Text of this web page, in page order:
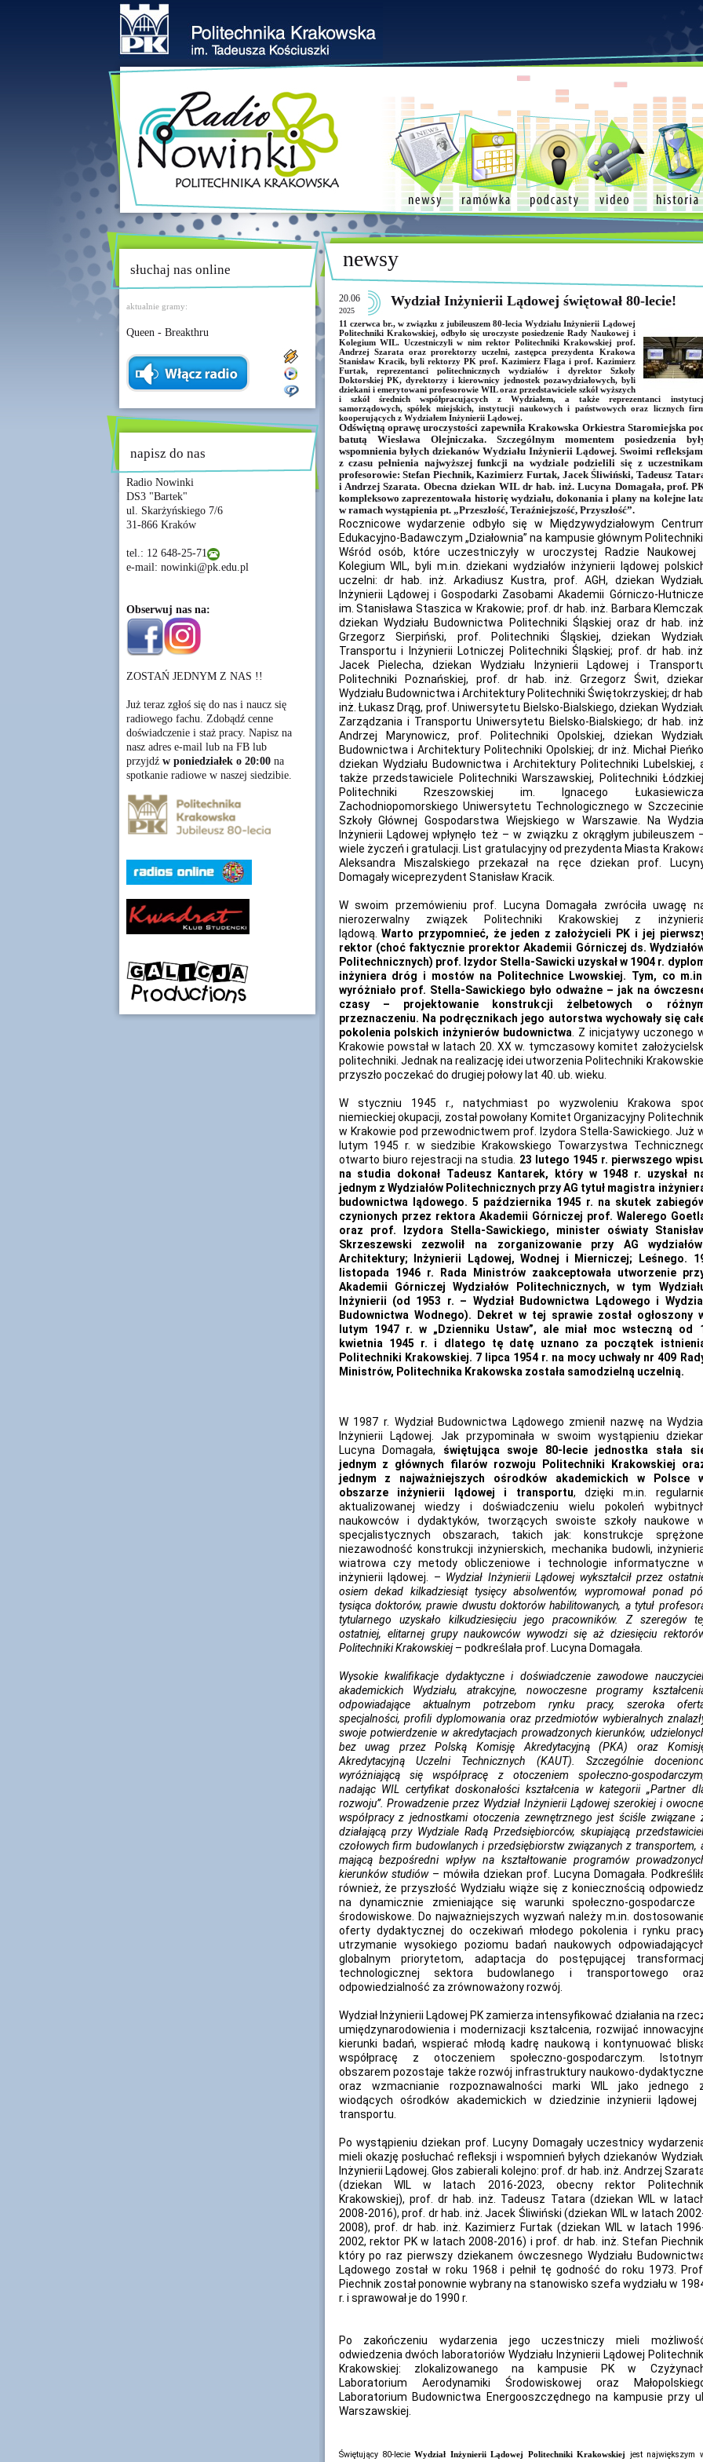
słuchaj nas online
aktualnie gramy:
Queen - Breakthru
napisz do nas
Radio Nowinki
DS3 "Bartek"
ul. Skarżyńskiego 7/6
31-866 Kraków
tel.: 12 648-25-71
e-mail: nowinki@pk.edu.pl
Obserwuj nas na:
ZOSTAŃ JEDNYM Z NAS !!
Już teraz zgłoś się do nas i naucz się
radiowego fachu. Zdobądź cenne
doświadczenie i staż pracy. Napisz na
nasz adres e-mail lub na FB lub
przyjdź w poniedziałek o 20:00na
spotkanie radiowe w naszej siedzibie.
newsy
20.06
2025
Wydział Inżynierii Lądowej świętował 80-lecie!
11 czerwca br., w związku z jubileuszem 80-lecia Wydziału Inżynierii Lądowej
Politechniki Krakowskiej, odbyło się uroczyste posiedzenie Rady Naukowej i
Kolegium WIL. Uczestniczyli w nim rektor Politechniki Krakowskiej prof.
Andrzej Szarata oraz prorektorzy uczelni, zastępca prezydenta Krakowa
Stanisław Kracik, byli rektorzy PK prof. Kazimierz Flaga i prof. Kazimierz
Furtak, reprezentanci politechnicznych wydziałów i dyrektor Szkoły
Doktorskiej PK, dyrektorzy i kierownicy jednostek pozawydziałowych, byli
dziekani i emerytowani profesorowie WIL oraz przedstawiciele szkół wyższych
i szkół średnich współpracujących z Wydziałem, a także reprezentanci
samorządowych, spółek miejskich, instytucji naukowych i państwowych oraz licznych
kooperujących z Wydziałem Inżynierii Lądowej.
Odświętną oprawę uroczystości zapewniła Krakowska Orkiestra Staromiejska
batutą Wiesława Olejniczaka. Szczególnym momentem posiedzenia
wspomnienia byłych dziekanów Wydziału Inżynierii Lądowej. Swoimi
z czasu pełnienia najwyższej funkcji na wydziale podzielili się z
profesorowie: Stefan Piechnik, Kazimierz Furtak, Jacek Śliwiński, Tadeusz
i Andrzej Szarata. Obecna dziekan WIL dr hab. inż. Lucyna Domagała, prof.
kompleksowo zaprezentowała historię wydziału, dokonania i plany na kolejne
w ramach wystąpienia pt. „Przeszłość, Teraźniejszość, Przyszłość”.
Rocznicowe wydarzenie odbyło się w Międzywydziałowym
Edukacyjno-Badawczym „Działownia” na kampusie głównym Politechniki.
Wśród osób, które uczestniczyły w uroczystej Radzie Naukowej
Kolegium WIL, byli m.in. dziekani wydziałów inżynierii lądowej
uczelni: dr hab. inż. Arkadiusz Kustra, prof. AGH, dziekan
Inżynierii Lądowej i Gospodarki Zasobami Akademii Górniczo-
im. Stanisława Staszica w Krakowie; prof. dr hab. inż. Barbara
dziekan Wydziału Budownictwa Politechniki Śląskiej oraz dr hab. inż.
Grzegorz Sierpiński, prof. Politechniki Śląskiej, dziekan
Transportu i Inżynierii Lotniczej Politechniki Śląskiej; prof. dr hab. inż.
Jacek Pielecha, dziekan Wydziału Inżynierii Lądowej i
Politechniki Poznańskiej, prof. dr hab. inż. Grzegorz Świt,
Wydziału Budownictwa i Architektury Politechniki Świętokrzyskiej; dr hab.
inż. Łukasz Drąg, prof. Uniwersytetu Bielsko-Bialskiego, dziekan
Zarządzania i Transportu Uniwersytetu Bielsko-Bialskiego; dr hab. inż.
Andrzej Marynowicz, prof. Politechniki Opolskiej, dziekan
Budownictwa i Architektury Politechniki Opolskiej; dr inż. Michał
dziekan Wydziału Budownictwa i Architektury Politechniki Lubelskiej,
także przedstawiciele Politechniki Warszawskiej, Politechniki
Politechniki Rzeszowskiej im. Ignacego
Zachodniopomorskiego Uniwersytetu Technologicznego w
Szkoły Głównej Gospodarstwa Wiejskiego w Warszawie. Na
Inżynierii Lądowej wpłynęło też – w związku z okrągłym jubileuszem
wiele życzeń i gratulacji. List gratulacyjny od prezydenta Miasta
Aleksandra Miszalskiego przekazał na ręce dziekan prof.
Domagały wiceprezydent Stanisław Kracik.
W swoim przemówieniu prof. Lucyna Domagała zwróciła uwagę
nierozerwalny związek Politechniki Krakowskiej z
lądową.Warto przypomnieć, że jeden z założycieli PK i jej
rektor (choć faktycznie prorektor Akademii Górniczej ds.
Politechnicznych) prof. Izydor Stella-Sawicki uzyskał w 1904 r.
inżyniera dróg i mostów na Politechnice Lwowskiej. Tym, co
wyróżniało prof. Stella-Sawickiego było odważne – jak na
czasy – projektowanie konstrukcji żelbetowych o
przeznaczeniu. Na podręcznikach jego autorstwa wychowały się
pokolenia polskich inżynierów budownictwa . Z inicjatywy uczonego
Krakowie powstał w latach 20. XX w. tymczasowy komitet
politechniki. Jednak na realizację idei utworzenia Politechniki
przyszło poczekać do drugiej połowy lat 40. ub. wieku.
W styczniu 1945 r., natychmiast po wyzwoleniu Krakowa
niemieckiej okupacji, został powołany Komitet Organizacyjny
w Krakowie pod przewodnictwem prof. Izydora Stella-Sawickiego. Już
lutym 1945 r. w siedzibie Krakowskiego Towarzystwa
otwarto biuro rejestracji na studia. 23 lutego 1945 r. pierwszego
na studia dokonał Tadeusz Kantarek, który w 1948 r. uzyskał
jednym z Wydziałów Politechnicznych przy AG tytuł magistra
budownictwa lądowego. 5 października 1945 r. na skutek
czynionych przez rektora Akademii Górniczej prof. Walerego
oraz prof. Izydora Stella-Sawickiego, minister oświaty
Skrzeszewski zezwolił na zorganizowanie przy AG
Architektury; Inżynierii Lądowej, Wodnej i Mierniczej; Leśnego.
listopada 1946 r. Rada Ministrów zaakceptowała utworzenie
Akademii Górniczej Wydziałów Politechnicznych, w tym
Inżynierii (od 1953 r. – Wydział Budownictwa Lądowego i
Budownictwa Wodnego). Dekret w tej sprawie został ogłoszony
lutym 1947 r. w „Dzienniku Ustaw”, ale miał moc wsteczną od
kwietnia 1945 r. i dlatego tę datę uznano za początek
Politechniki Krakowskiej. 7 lipca 1954 r. na mocy uchwały nr 409
Ministrów, Politechnika Krakowska została samodzielną uczelnią.
W 1987 r. Wydział Budownictwa Lądowego zmienił nazwę na
Inżynierii Lądowej. Jak przypominała w swoim wystąpieniu
Lucyna Domagała, świętująca swoje 80-lecie jednostka stała
jednym z głównych filarów rozwoju Politechniki Krakowskiej
jednym z najważniejszych ośrodków akademickich w Polsce
obszarze inżynierii lądowej i transportu, dzięki m.in.
aktualizowanej wiedzy i doświadczeniu wielu pokoleń
naukowców i dydaktyków, tworzących swoiste szkoły naukowe
specjalistycznych obszarach, takich jak: konstrukcje
niezawodność konstrukcji inżynierskich, mechanika budowli,
wiatrowa czy metody obliczeniowe i technologie informatyczne
inżynierii lądowej. – Wydział Inżynierii Lądowej wykształcił przez
osiem dekad kilkadziesiąt tysięcy absolwentów, wypromował ponad
tysiąca doktorów, prawie dwustu doktorów habilitowanych, a tytuł
tytularnego uzyskało kilkudziesięciu jego pracowników. Z szeregów
ostatniej, elitarnej grupy naukowców wywodzi się aż dziesięciu
Politechniki Krakowskiej– podkreślała prof. Lucyna Domagała.
Wysokie kwalifikacje dydaktyczne i doświadczenie zawodowe
akademickich Wydziału, atrakcyjne, nowoczesne programy
odpowiadające aktualnym potrzebom rynku pracy, szeroka
specjalności, profili dyplomowania oraz przedmiotów wybieralnych
swoje potwierdzenie w akredytacjach prowadzonych kierunków,
bez uwag przez Polską Komisję Akredytacyjną (PKA) oraz
Akredytacyjną Uczelni Technicznych (KAUT). Szczególnie
wyróżniającą się współpracę z otoczeniem społeczno-
nadając WIL certyfikat doskonałości kształcenia w kategorii „Partner
rozwoju”. Prowadzenie przez Wydział Inżynierii Lądowej szerokiej i
współpracy z jednostkami otoczenia zewnętrznego jest ściśle związane
działającą przy Wydziale Radą Przedsiębiorców, skupiającą
czołowych firm budowlanych i przedsiębiorstw związanych z transportem,
mającą bezpośredni wpływ na kształtowanie programów
kierunków studiów– mówiła dziekan prof. Lucyna Domagała.
również, że przyszłość Wydziału wiąże się z koniecznością
na dynamicznie zmieniające się warunki społeczno-gospodarcze
środowiskowe. Do najważniejszych wyzwań należy m.in.
oferty dydaktycznej do oczekiwań młodego pokolenia i rynku
utrzymanie wysokiego poziomu badań naukowych
globalnym priorytetom, adaptacja do postępującej
technologicznej sektora budowlanego i transportowego
odpowiedzialność za zrównoważony rozwój.
Wydział Inżynierii Lądowej PK zamierza intensyfikować działania na
umiędzynarodowienia i modernizacji kształcenia, rozwijać
kierunki badań, wspierać młodą kadrę naukową i kontynuować
współpracę z otoczeniem społeczno-gospodarczym.
obszarem pozostaje także rozwój infrastruktury naukowo-
oraz wzmacnianie rozpoznawalności marki WIL jako jednego
wiodących ośrodków akademickich w dziedzinie inżynierii lądowej
transportu.
Po wystąpieniu dziekan prof. Lucyny Domagały uczestnicy
mieli okazję posłuchać refleksji i wspomnień byłych dziekanów
Inżynierii Lądowej. Głos zabierali kolejno: prof. dr hab. inż. Andrzej
(dziekan WIL w latach 2016-2023, obecny rektor
Krakowskiej), prof. dr hab. inż. Tadeusz Tatara (dziekan WIL w
2008-2016), prof. dr hab. inż. Jacek Śliwiński (dziekan WIL w latach
2008), prof. dr hab. inż. Kazimierz Furtak (dziekan WIL w latach
2002, rektor PK w latach 2008-2016) i prof. dr hab. inż. Stefan
który po raz pierwszy dziekanem ówczesnego Wydziału
Lądowego został w roku 1968 i pełnił tę godność do roku 1973. Prof.
Piechnik został ponownie wybrany na stanowisko szefa wydziału w
r. i sprawował je do 1990 r.
Po zakończeniu wydarzenia jego uczestniczy mieli
odwiedzenia dwóch laboratoriów Wydziału Inżynierii Lądowej
Krakowskiej: zlokalizowanego na kampusie PK w
Laboratorium Aerodynamiki Środowiskowej oraz
Laboratorium Budownictwa Energooszczędnego na kampusie przy ul.
Warszawskiej.
Świętujący 80-lecieWydział Inżynierii Lądowej Politechniki Krakowskiej jest największym